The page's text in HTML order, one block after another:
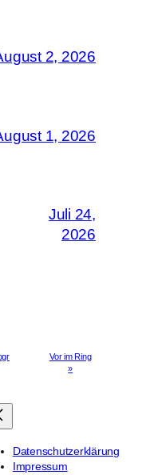
2, 2026
1, 2026
Juli 24,
2026
Vor im Ring
»
Datenschutzerklärung
Impressum